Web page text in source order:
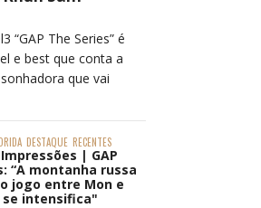
“GAP The Series” é
e best que conta a
que vai
DESTAQUE RECENTES
| GAP
“A montanha russa
jogo entre Mon e
se intensifica"